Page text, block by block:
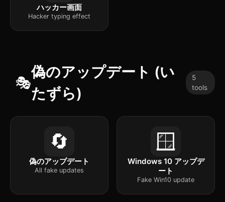
ハッカー画面
Hacker typing effect
🎭
偽のアップデート (い
たずら)
5
tools
🔄
偽のアップデート
All fake updates
🪟
Windows 10 アップデ
ート
Fake Win10 update